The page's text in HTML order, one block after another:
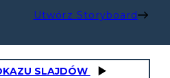
Utwórz Storyboard
SLAJDÓW